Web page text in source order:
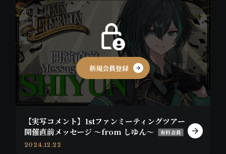
新規会員登録
【実写コメント】1stファンミーティングツアー
開催直前メッセージ 〜from しゆん〜
有料会員
2024.12.22